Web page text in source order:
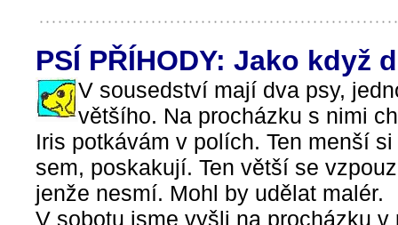
PSÍ PŘÍHODY: Jako když
V sousedství mají dva psy,
většího. Na procházku s nimi
Iris potkávám v polích. Ten menší
sem, poskakují. Ten větší se
jenže nesmí. Mohl by udělat malér.
V sobotu jsme vyšli na procházku